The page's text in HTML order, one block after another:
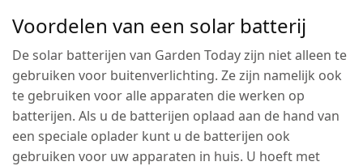
Voordelen van een solar batterij
De solar batterijen van Garden Today zijn niet alleen te
gebruiken voor buitenverlichting. Ze zijn namelijk ook
te gebruiken voor alle apparaten die werken op
batterijen. Als u de batterijen oplaad aan de hand van
een speciale oplader kunt u de batterijen ook
gebruiken voor uw apparaten in huis. U hoeft met